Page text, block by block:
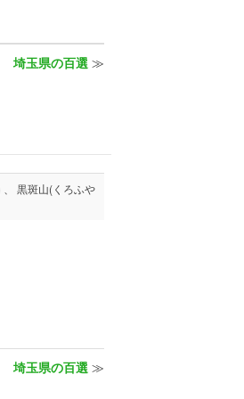
埼玉県の百選≫
埼玉県の百選≫